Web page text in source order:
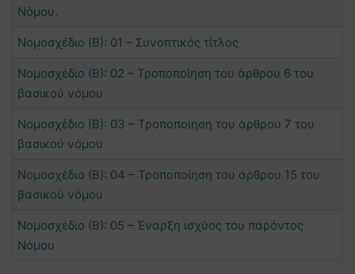
Νόμου.
Νομοσχέδιο (Β): 01 – Συνοπτικός τίτλος
Νομοσχέδιο (Β): 02 – Τροποποίηση του άρθρου 6 του
βασικού νόμου
Νομοσχέδιο (Β): 03 – Τροποποίηση του άρθρου 7 του
βασικού νόμου
Νομοσχέδιο (Β): 04 – Τροποποίηση του άρθρου 15 του
βασικού νόμου
Νομοσχέδιο (Β): 05 – Έναρξη ισχύος του παρόντος
Νόμου